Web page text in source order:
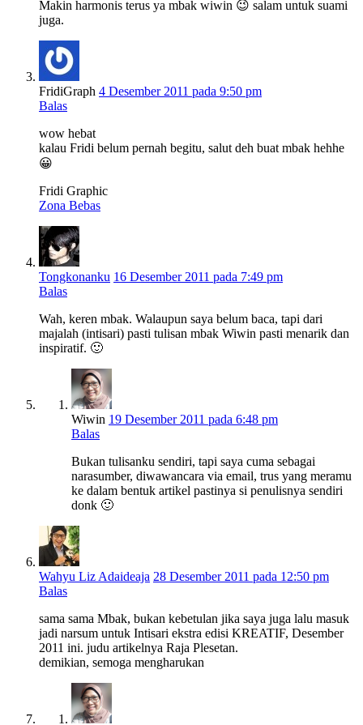
Makin harmonis terus ya mbak wiwin 😉 salam untuk suami
juga.
FridiGraph 4 Desember 2011 pada 9:50 pm
Balas
wow hebat
kalau Fridi belum pernah begitu, salut deh buat mbak hehhe
😀
Fridi Graphic
Zona Bebas
Tongkonanku 16 Desember 2011 pada 7:49 pm
Balas
Wah, keren mbak. Walaupun saya belum baca, tapi dari
majalah (intisari) pasti tulisan mbak Wiwin pasti menarik dan
inspiratif. 🙂
Wiwin 19 Desember 2011 pada 6:48 pm
Balas
Bukan tulisanku sendiri, tapi saya cuma sebagai
narasumber, diwawancara via email, trus yang meramu
ke dalam bentuk artikel pastinya si penulisnya sendiri
donk 🙂
Wahyu Liz Adaideaja 28 Desember 2011 pada 12:50 pm
Balas
sama sama Mbak, bukan kebetulan jika saya juga lalu masuk
jadi narsum untuk Intisari ekstra edisi KREATIF, Desember
2011 ini. judu artikelnya Raja Plesetan.
demikian, semoga mengharukan